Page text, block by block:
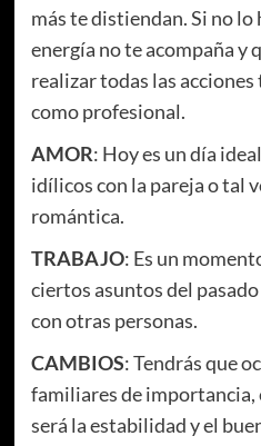
más te distiendan. Si no lo
energía no te acompaña y
realizar todas las
como profesional.
AMOR: Hoy es un día
idílicos con la pareja o tal
romántica.
TRABAJO: Es un
ciertos asuntos del
con otras personas.
CAMBIOS: Tendrás que
familiares de importancia,
será la estabilidad y el